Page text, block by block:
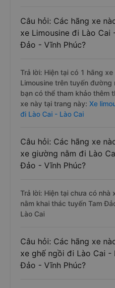
Câu hỏi: Các hãng xe
xe Limousine đi Lào Cai
Đảo - Vĩnh Phúc?
Trả lời: Hiện tại có 1 hãng
Limousine trên tuyến đường
bạn có thể tham khảo thêm
xe này tại trang này: Xe
đi Lào Cai - Lào Cai
Câu hỏi: Các hãng xe
xe giường nằm đi Lào
Đảo - Vĩnh Phúc?
Trả lời: Hiện tại chưa có nhà
nằm khai thác tuyến Tam
Lào Cai
Câu hỏi: Các hãng xe
xe ghế ngồi đi Lào Cai -
Đảo - Vĩnh Phúc?